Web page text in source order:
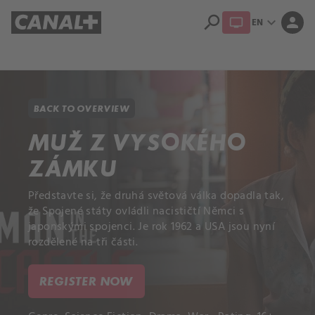
search EN expand_more person
BACK TO OVERVIEW
MUŽ Z VYSOKÉHO
ZÁMKU
Představte si, že druhá světová válka dopadla tak,
že Spojené státy ovládli nacističtí Němci s
japonskými spojenci. Je rok 1962 a USA jsou nyní
rozdělené na tři části.
REGISTER NOW